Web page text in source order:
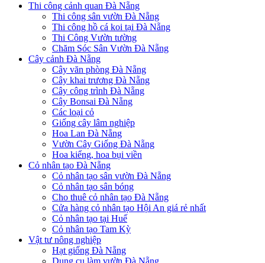
Thi công cảnh quan Đà Nẵng
Thi công sân vườn Đà Nẵng
Thi công hồ cá koi tại Đà Nẵng
Thi Công Vườn tường
Chăm Sóc Sân Vườn Đà Nẵng
Cây cảnh Đà Nẵng
Cây văn phòng Đà Nẵng
Cây khai trương Đà Nẵng
Cây công trình Đà Nẵng
Cây Bonsai Đà Nẵng
Các loại cỏ
Giống cây lâm nghiệp
Hoa Lan Đà Nẵng
Vườn Cây Giống Đà Nẵng
Hoa kiểng, hoa bụi viền
Cỏ nhân tạo Đà Nẵng
Cỏ nhân tạo sân vườn Đà Nẵng
Cỏ nhân tạo sân bóng
Cho thuê cỏ nhân tạo Đà Nẵng
Cửa hàng cỏ nhân tạo Hội An giá rẻ nhất
Cỏ nhân tạo tại Huế
Cỏ nhân tạo Tam Kỳ
Vật tư nông nghiệp
Hạt giống Đà Nẵng
Dụng cụ làm vườn Đà Nẵng